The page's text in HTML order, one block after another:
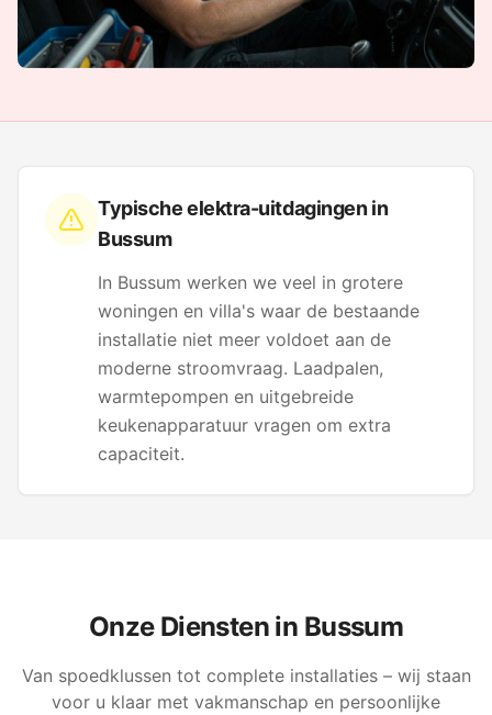
Typische elektra-uitdagingen in
Bussum
In Bussum werken we veel in grotere
woningen en villa's waar de bestaande
installatie niet meer voldoet aan de
moderne stroomvraag. Laadpalen,
warmtepompen en uitgebreide
keukenapparatuur vragen om extra
capaciteit.
Onze Diensten in Bussum
Van spoedklussen tot complete installaties – wij staan
voor u klaar met vakmanschap en persoonlijke